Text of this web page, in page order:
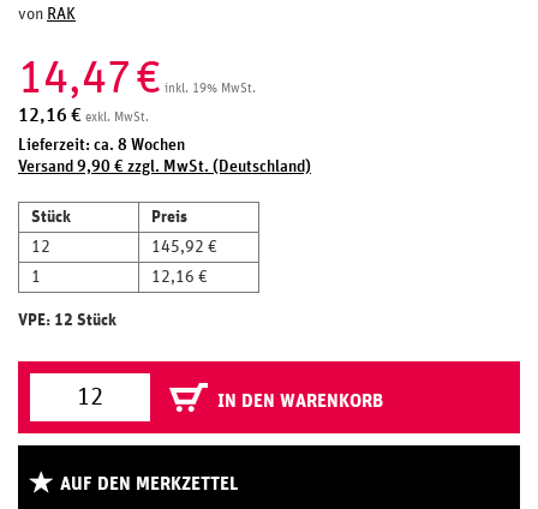
von RAK
14,47€ inkl. 19% MwSt.
12,16 € exkl. MwSt.
Lieferzeit: ca. 8 Wochen
Versand 9,90 € zzgl. MwSt. (Deutschland)
Stück
Preis
12
145,92 €
1
12,16 €
VPE: 12 Stück
IN DEN WARENKORB
AUF DEN MERKZETTEL